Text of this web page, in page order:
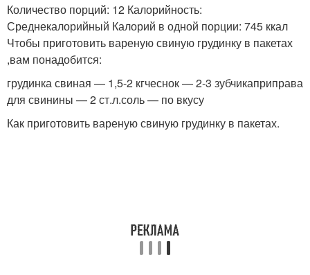
Количество порций: 12 Калорийность:
Среднекалорийный Калорий в одной порции: 745 ккал
Чтобы приготовить вареную свиную грудинку в пакетах
,вам понадобится:
грудинка свиная — 1,5-2 кгчеснок — 2-3 зубчикаприправа
для свинины — 2 ст.л.соль — по вкусу
Как приготовить вареную свиную грудинку в пакетах.